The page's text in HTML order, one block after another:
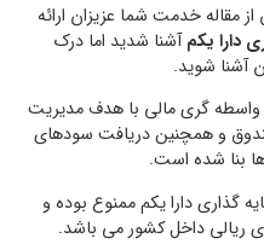
مقاله خدمت شما عزیزان ارائه
دارا یکمآشنا شدید اما درک
آشنا شوید.
گری مالی با هدف مدیریت
و همچنین دریافت سودهای
بنا شده است.
گذاری دارا یکم ممنوع بوده و
ریالی داخل کشور می باشد.